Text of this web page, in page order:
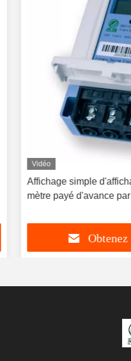
Vidéo
Affichage simple
mètre payé d'avance